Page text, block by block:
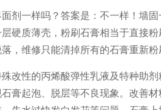
剂一样吗？答案是：不一样！墙
硬质薄壳，粉刷石膏相当于直接
，维修只能清掉所有的石膏重新粉
改性的丙烯酸弹性乳液及特种助
膏起泡、脱层等不良现象。改善